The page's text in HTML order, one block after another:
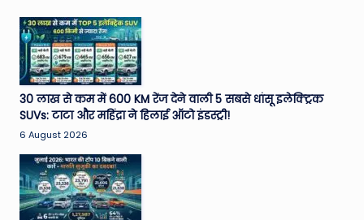
30 लाख से कम में 600 KM रेंज देने वाली 5 सबसे धांसू इलेक्ट्रिक
SUVs: टाटा और महिंद्रा ने हिलाई ऑटो इंडस्ट्री!
6 August 2026